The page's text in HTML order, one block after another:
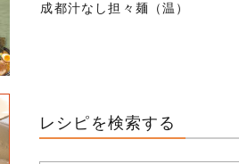
成都汁なし担々麺（温）
レシピを検索する